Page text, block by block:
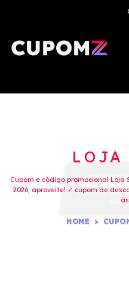
LOJA
Cupom e código promocional Loja
2026, aproveite! ✓ cupom de
HOME